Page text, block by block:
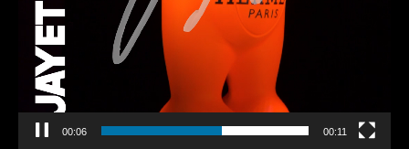
00:11 00:11